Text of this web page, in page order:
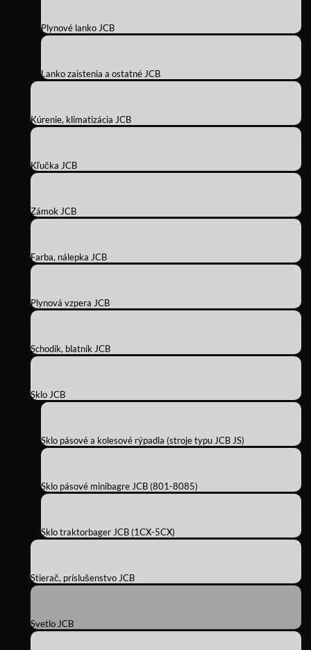
Plynové lanko JCB
Lanko zaistenia a ostatné JCB
Kúrenie, klimatizácia JCB
Kľučka JCB
Zámok JCB
Farba, nálepka JCB
Plynová vzpera JCB
Schodík, blatník JCB
Sklo JCB
Sklo pásové a kolesové rýpadla (stroje typu JCB JS)
Sklo pásové minibagre JCB (801-8085)
Sklo traktorbager JCB (1CX-5CX)
Stierač, príslušenstvo JCB
Svetlo JCB